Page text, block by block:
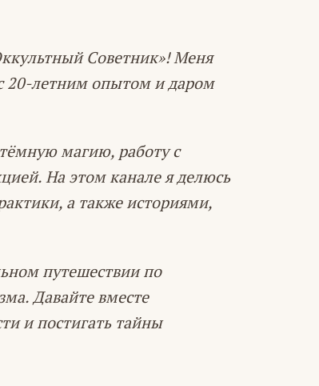
Советник»! Меня
20-летним опытом и даром
магию, работу с
На этом канале я делюсь
а также историями,
путешествии по
Давайте вместе
и постигать тайны